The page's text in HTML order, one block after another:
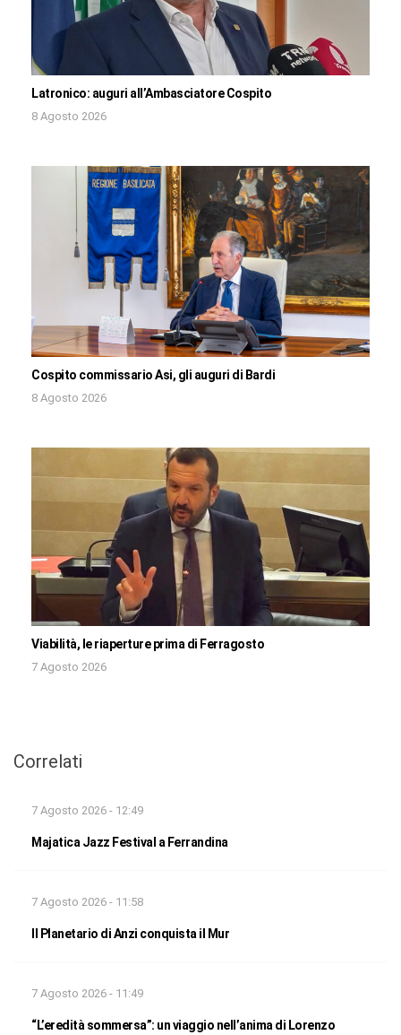
Latronico: auguri all’Ambasciatore Cospito
8 Agosto 2026
Cospito commissario Asi, gli auguri di Bardi
8 Agosto 2026
Viabilità, le riaperture prima di Ferragosto
7 Agosto 2026
Correlati
7 Agosto 2026 - 12:49
Majatica Jazz Festival a Ferrandina
7 Agosto 2026 - 11:58
Il Planetario di Anzi conquista il Mur
7 Agosto 2026 - 11:49
“L’eredità sommersa”: un viaggio nell’anima di Lorenzo